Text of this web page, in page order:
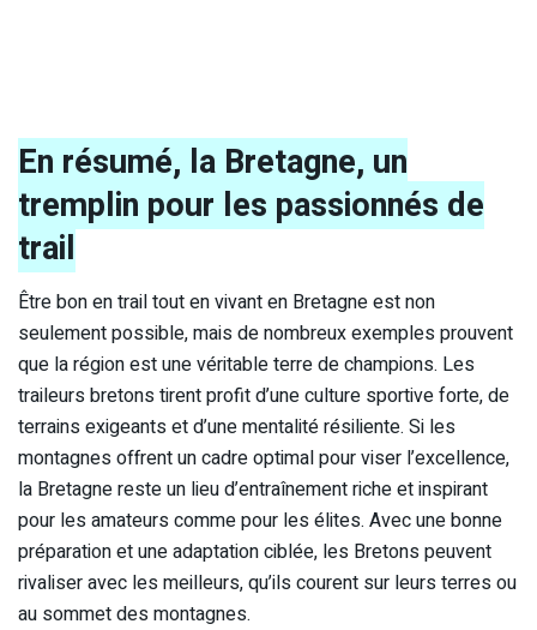
En résumé, la Bretagne, un
tremplin pour les passionnés de
trail
Être bon en trail tout en vivant en Bretagne est non
seulement possible, mais de nombreux exemples prouvent
que la région est une véritable terre de champions. Les
traileurs bretons tirent profit d’une culture sportive forte, de
terrains exigeants et d’une mentalité résiliente. Si les
montagnes offrent un cadre optimal pour viser l’excellence,
la Bretagne reste un lieu d’entraînement riche et inspirant
pour les amateurs comme pour les élites. Avec une bonne
préparation et une adaptation ciblée, les Bretons peuvent
rivaliser avec les meilleurs, qu’ils courent sur leurs terres ou
au sommet des montagnes.